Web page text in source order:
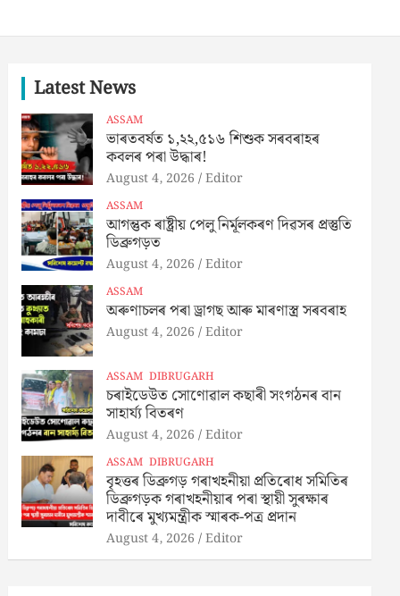
Latest News
ASSAM
ভাৰতবৰ্ষত ১,২২,৫১৬ শিশুক সৰবৰাহৰ
কবলৰ পৰা উদ্ধাৰ!
August 4, 2026 Editor
ASSAM
আগন্তুক ৰাষ্ট্ৰীয় পেলু নির্মূলকৰণ দিৱসৰ প্ৰস্তুতি
ডিব্ৰুগড়ত
August 4, 2026 Editor
ASSAM
অৰুণাচলৰ পৰা ড্ৰাগছ আৰু মাৰণাস্ত্ৰ সৰবৰাহ
August 4, 2026 Editor
ASSAM DIBRUGARH
চৰাইডেউত সোণোৱাল কছাৰী সংগঠনৰ বান
সাহাৰ্য্য বিতৰণ
August 4, 2026 Editor
ASSAM DIBRUGARH
বৃহত্তৰ ডিব্ৰুগড় গৰাখহনীয়া প্ৰতিৰোধ সমিতিৰ
ডিব্ৰুগড়ক গৰাখহনীয়াৰ পৰা স্থায়ী সুৰক্ষাৰ
দাবীৰে মুখ্যমন্ত্ৰীক স্মাৰক-পত্ৰ প্ৰদান
August 4, 2026 Editor